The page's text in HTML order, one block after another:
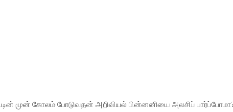
முன் கோலம் போடுவதன் அறிவியல் பின்னனியை அலசிப்